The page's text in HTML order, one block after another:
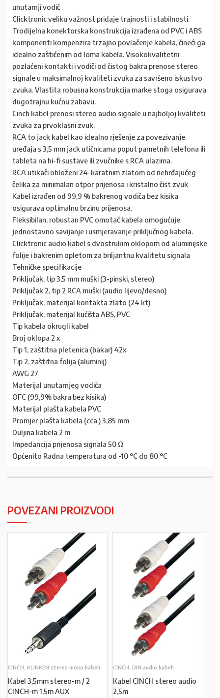
unutarnji vodič
Clicktronic veliku važnost pridaje trajnosti i stabilnosti.
Trodijelna konektorska konstrukcija izrađena od PVC i ABS
komponenti kompenzira trzajno povlačenje kabela, čineći ga
idealno zaštićenim od loma kabela. Visokokvalitetni
pozlaćeni kontakti i vodiči od čistog bakra prenose stereo
signale u maksimalnoj kvaliteti zvuka za savršeno iskustvo
zvuka. Vlastita robusna konstrukcija marke stoga osigurava
dugotrajnu kućnu zabavu.
Cinch kabel prenosi stereo audio signale u najboljoj kvaliteti
zvuka za prvoklasni zvuk.
RCA to jack kabel kao idealno rješenje za povezivanje
uređaja s 3,5 mm jack utičnicama poput pametnih telefona ili
tableta na hi-fi sustave ili zvučnike s RCA ulazima.
RCA utikači obloženi 24-karatnim zlatom od nehrđajućeg
čelika za minimalan otpor prijenosa i kristalno čist zvuk
Kabel izrađen od 99,9 % bakrenog vodiča bez kisika
osigurava optimalnu brzinu prijenosa.
Fleksibilan, robustan PVC omotač kabela omogućuje
jednostavno savijanje i usmjeravanje priključnog kabela.
Clicktronic audio kabel s dvostrukim oklopom od aluminijske
folije i bakrenim opletom za briljantnu kvalitetu signala
Tehničke specifikacije
Priključak, tip 3,5 mm muški (3-pinski, stereo)
Priključak 2, tip 2 RCA muški (audio lijevo/desno)
Priključak, materijal kontakta zlato (24 kt)
Priključak, materijal kućišta ABS, PVC
Tip kabela okrugli kabel
Broj oklopa 2 x
Tip 1, zaštitna pletenica (bakar) 42x
Tip 2, zaštitna folija (aluminij)
AWG 27
Materijal unutarnjeg vodiča
OFC (99,9% bakra bez kisika)
Materijal plašta kabela PVC
Promjer plašta kabela (cca.) 3,85 mm
Duljina kabela 2 m
Impedancija prijenosa signala 50 Ω
Općenito Radna temperatura od -10 °C do 80 °C
POVEZANI PROIZVODI
CINCH, KLINKEN stereo mono kabeli
Kabel 3,5mm stereo-m / 2
CINCH-m 1,5m AUX
CINCH, DIN audio kabeli
Kabel CINCH stereo audio
2,5m